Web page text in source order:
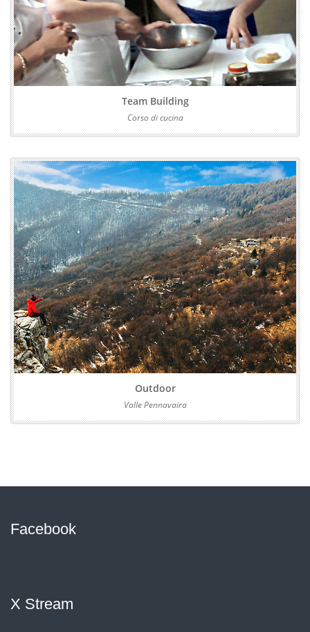
Team Building
Corso di cucina
Outdoor
Valle Pennavaira
Facebook
X Stream